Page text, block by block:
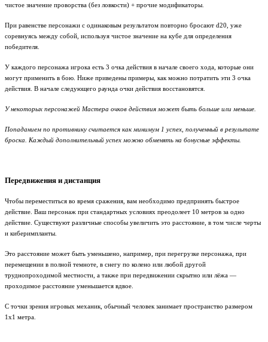
чистое значение проворства (без ловкости) + прочие модификаторы.
При равенстве персонажи с одинаковым результатом повторно бросают d20, уже
соревнуясь между собой, используя чистое значение на кубе для определения
победителя.
У каждого персонажа игрока есть 3 очка действия в начале своего хода, которые они
могут применить в бою. Ниже приведены примеры, как можно потратить эти 3 очка
действия. В начале следующего раунда очки действия восстановятся.
У некоторых персонажей Мастера очков действия может быть больше или меньше.
Попаданием по противнику считается как минимум 1 успех, полученный в результате
броска. Каждый дополнительный успех можно обменять на бонусные эффекты.
Передвижения и дистанция
Чтобы переместиться во время сражения, вам необходимо предпринять быстрое
действие. Ваш персонаж при стандартных условиях преодолеет 10 метров за одно
действие. Существуют различные способы увеличить это расстояние, в том числе черты
и киберимпланты.
Это расстояние может быть уменьшено, например, при перегрузке персонажа, при
перемещении в полной темноте, в снегу по колено или любой другой
труднопроходимой местности, а также при передвижении скрытно или лёжа —
проходимое расстояние уменьшается вдвое.
С точки зрения игровых механик, обычный человек занимает пространство размером
1х1 метра.